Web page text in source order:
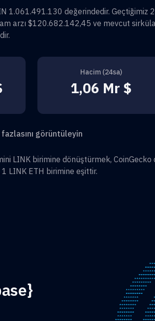
1.061.491.130 değerindedir. Geçtiğimiz
arzı $120.682.142,45 ve mevcut
Hacim (24sa)
1,06 Mr $
fazlasını görüntüleyin
LINK birimine dönüştürmek,
1 LINK ETH birimine eşittir.